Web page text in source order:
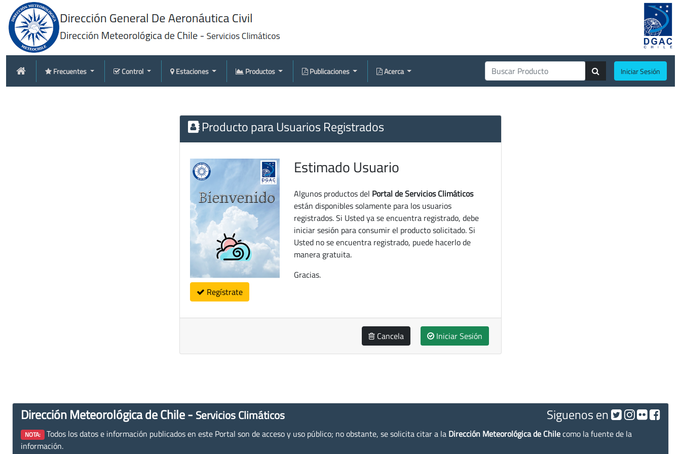
Frecuentes Control Estaciones Productos Publicaciones Acerca Iniciar Sesión
Producto para Usuarios Registrados
Regístrate
Estimado Usuario
Algunos productos del Portal de Servicios Climáticos
están disponibles solamente para los usuarios
registrados. Si Usted ya se encuentra registrado, debe
iniciar sesión para consumir el producto solicitado. Si
Usted no se encuentra registrado, puede hacerlo de
manera gratuita.
Gracias.
Cancela Iniciar Sesión
Dirección Meteorológica de Chile - Servicios Climáticos Siguenos en
NOTA: Todos los datos e información publicados en este Portal son de acceso y uso público; no obstante, se solicita citar a la Dirección Meteorológica de Chilecomo la fuente de la
información.